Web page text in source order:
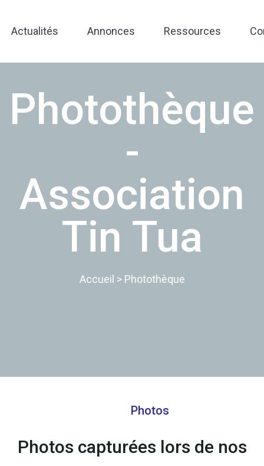
Actualités Annonces Ressources
Photothèque
-
Association
Tin Tua
Accueil > Photothèque
Photos
Photos capturées lors de nos